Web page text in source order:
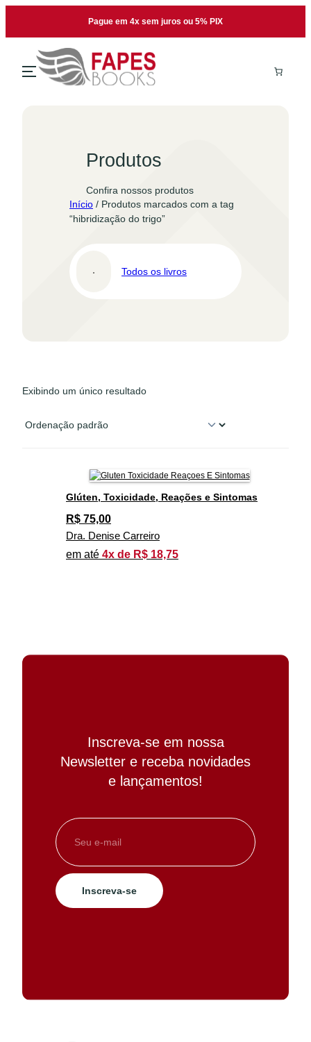
o
conteúdo
Pague em 4x sem juros ou 5% PIX
Produtos
Confira nossos produtos
Início / Produtos marcados com a tag
“hibridização do trigo”
Todos os livros
Exibindo um único resultado
Glúten, Toxicidade, Reações e Sintomas
R$ 75,00
Dra. Denise Carreiro
em até 4x de R$ 18,75
Inscreva-se em nossa
Newsletter e receba novidades
e lançamentos!
Inscreva-se